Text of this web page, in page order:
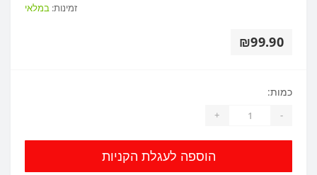
זמינות: במלאי
₪99.90
כמות:
-
+
הוספה לעגלת הקניות